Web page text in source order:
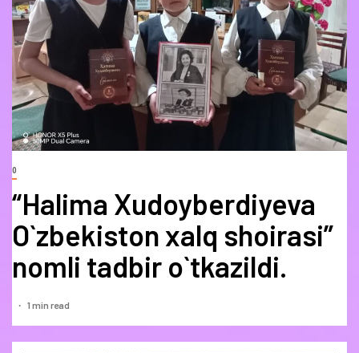
0
“Halima Xudoyberdiyeva
O`zbekiston xalq shoirasi”
nomli tadbir o`tkazildi.
1 min read